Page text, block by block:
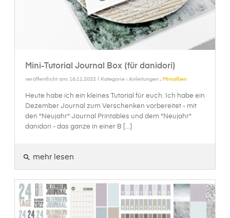
Mini-Tutorial Journal Box (für danidori)
veröffentlicht am: 16.11.2022 | Kategorie : Anleitungen , Minialben
Heute habe ich ein kleines Tutorial für euch. Ich habe ein
Dezember Journal zum Verschenken vorbereitet - mit
den "Neujahr" Journal Printables und dem "Neujahr"
danidori - das ganze in einer B [...]
search mehr lesen